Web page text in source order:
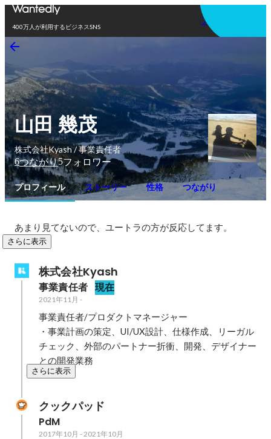
400万人が利用するビジネスSNS
アプリを使う
山田 幾茂
株式会社Kyash / 事業責任者
6つながり5フォロワー
プロフィール ストーリー 性格 つながり
あまり見てないので、ユートラの方が反応してます。
さらに表示
株式会社Kyash
事業責任者 現在
2021年11月 -
事業責任者/プロダクトマネージャー
・事業計画の策定、UI/UX設計、仕様作成、リーガル
チェック、外部のパートナー折衝、開発、デザイナー
との開発業務
さらに表示
クックパッド
PdM
2017年10月 -2021年10月